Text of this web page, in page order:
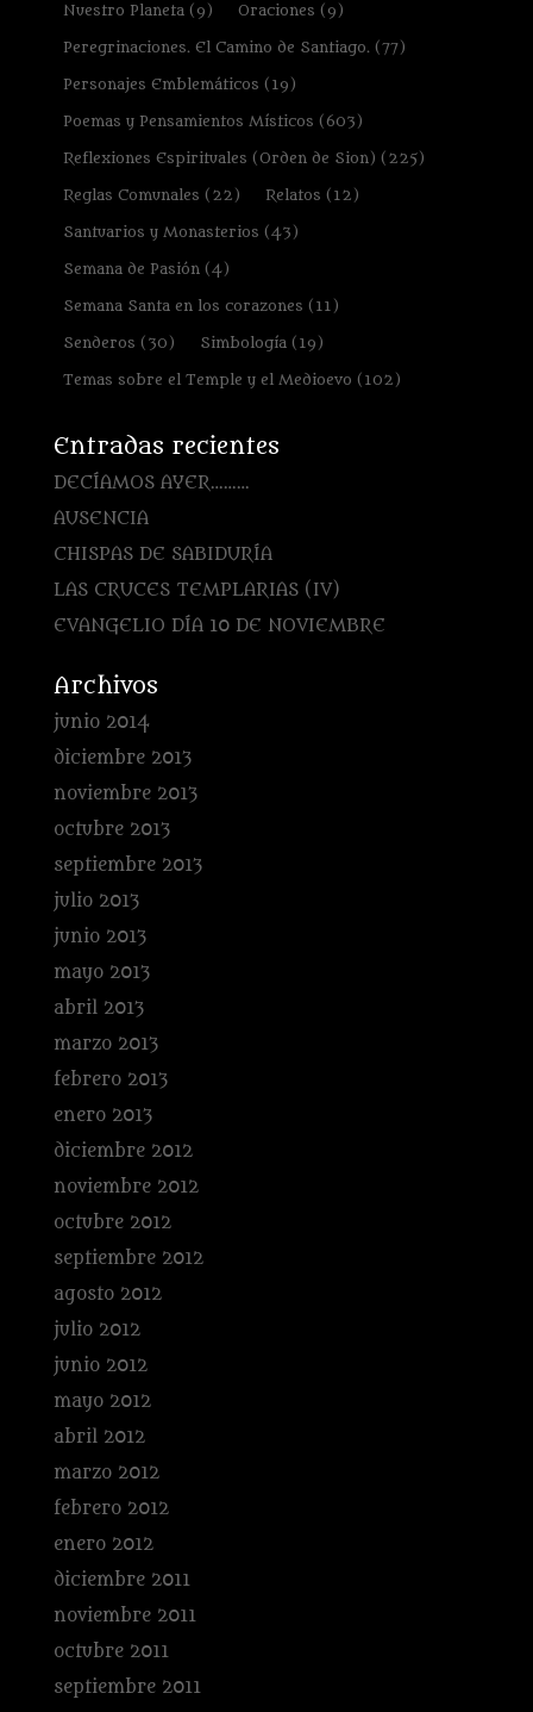
Nuestro Planeta(9) Oraciones (9)
Peregrinaciones. El Camino de Santiago.(77)
Personajes Emblemáticos (19)
Poemas y Pensamientos Místicos (603)
Reflexiones Espirituales (Orden de Sion) (225)
Reglas Comunales (22) Relatos (12)
Santuarios y Monasterios (43)
Semana de Pasión(4)
Semana Santa en los corazones (11)
Senderos (30) Simbología(19)
Temas sobre el Temple y el Medioevo (102)
Entradas recientes
DECÍAMOS AYER………
AUSENCIA
CHISPAS DE SABIDURÍA
LAS CRUCES TEMPLARIAS (IV)
EVANGELIO DÍA 10 DE NOVIEMBRE
Archivos
junio 2014
diciembre 2013
noviembre 2013
octubre 2013
septiembre 2013
julio 2013
junio 2013
mayo 2013
abril 2013
marzo 2013
febrero 2013
enero 2013
diciembre 2012
noviembre 2012
octubre 2012
septiembre 2012
agosto 2012
julio 2012
junio 2012
mayo 2012
abril 2012
marzo 2012
febrero 2012
enero 2012
diciembre 2011
noviembre 2011
octubre 2011
septiembre 2011